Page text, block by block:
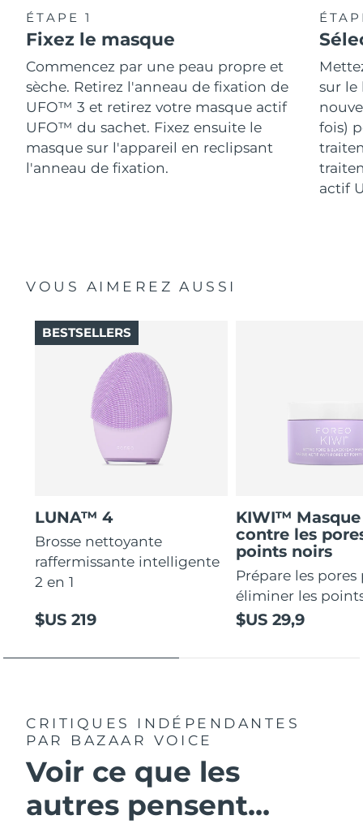
ÉTAPE 1
Fixez le masque
Commencez par une peau propre et
sèche. Retirez l'anneau de fixation de
UFO™ 3 et retirez votre masque actif
UFO™ du sachet. Fixez ensuite le
masque sur l'appareil en reclipsant
l'anneau de fixation.
sur le
fois)
actif
VOUS AIMEREZ AUSSI
LUNA™ 4
Brosse nettoyante
raffermissante intelligente
2 en 1
$US 219
BESTSELLERS
KIWI™
contre les
points noirs
Prépare les
éliminer les
$US 29,9
CRITIQUES INDÉPENDANTES
PAR BAZAAR VOICE
Voir ce que les
autres pensent...